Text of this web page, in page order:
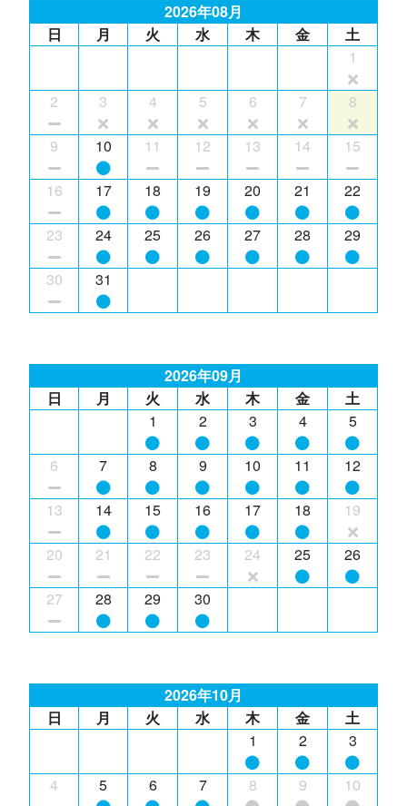
2026年08月
日
月 火 水 木 金
土
1
2 3 4 5 6 7 8
9 10 11 12 13 14 15
16 17 18 19 20 21 22
23 24 25 26 27 28 29
30 31
2026年09月
日
月 火 水 木 金
土
1
2 3 4 5
6 7 8 9 10 11 12
13 14 15 16 17 18 19
20 21 22 23 24 25 26
27 28 29 30
2026年10月
日
月 火 水 木 金
土
1
2 3
4 5 6 7 8 9 10